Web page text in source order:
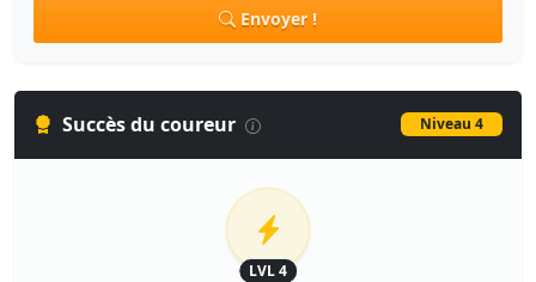
Envoyer !
Succès du coureur Niveau 4
LVL 4